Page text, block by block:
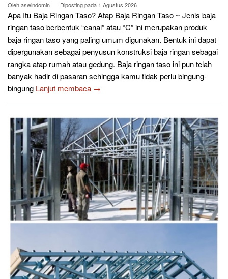
Olehaswindomin Diposting pada 1 Agustus 2026
Apa Itu Baja Ringan Taso? Atap Baja Ringan Taso ~ Jenis baja
ringan taso berbentuk “canal” atau “C” ini merupakan produk
baja ringan taso yang paling umum digunakan. Bentuk ini dapat
dipergunakan sebagai penyusun konstruksi baja ringan sebagai
rangka atap rumah atau gedung. Baja ringan taso ini pun telah
banyak hadir di pasaran sehingga kamu tidak perlu bingung-
bingung Lanjut membaca →